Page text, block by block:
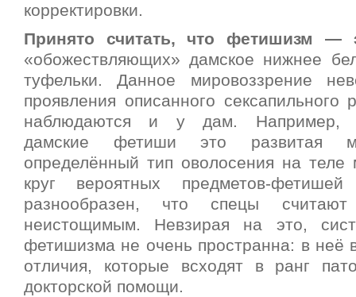
корректировки.
Принято считать, что фетишизм —
«обожествляющих» дамское нижнее
туфельки. Данное мировоззрение
проявления описанного сексапильного
наблюдаются и у дам. Например,
дамские фетиши это развитая
определённый тип оволосения на
круг вероятных предметов-
разнообразен, что спецы
неистощимым. Невзирая на это,
фетишизма не очень пространна: в неё
отличия, которые всходят в ранг
докторской помощи.